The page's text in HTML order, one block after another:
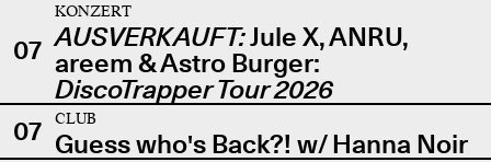
07
KONZERT
AUSVERKAUFT:Jule X, ANRU,
areem & Astro Burger:
DiscoTrapper Tour 2026
07
CLUB
Guess who's Back?! w/ Hanna Noir